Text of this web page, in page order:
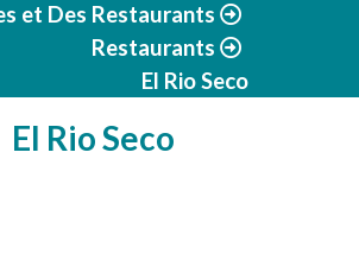
et Des Restaurants
Restaurants
El Rio Seco
El Rio Seco